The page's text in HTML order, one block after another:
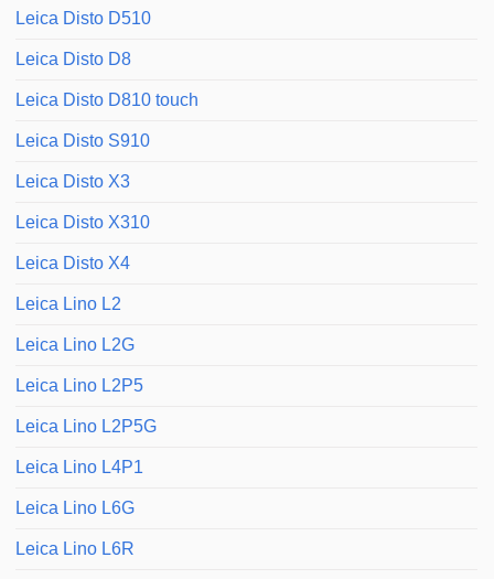
Leica Disto D510
Leica Disto D8
Leica Disto D810 touch
Leica Disto S910
Leica Disto X3
Leica Disto X310
Leica Disto X4
Leica Lino L2
Leica Lino L2G
Leica Lino L2P5
Leica Lino L2P5G
Leica Lino L4P1
Leica Lino L6G
Leica Lino L6R